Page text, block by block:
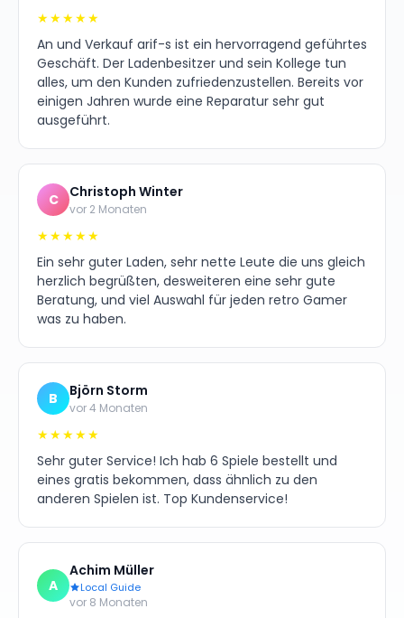
★★★★★
An und Verkauf arif-s ist ein hervorragend geführtes
Geschäft. Der Ladenbesitzer und sein Kollege tun
alles, um den Kunden zufriedenzustellen. Bereits vor
einigen Jahren wurde eine Reparatur sehr gut
ausgeführt.
C Christoph Winter
vor 2 Monaten
★★★★★
Ein sehr guter Laden, sehr nette Leute die uns gleich
herzlich begrüßten, desweiteren eine sehr gute
Beratung, und viel Auswahl für jeden retro Gamer
was zu haben.
B Björn Storm
vor 4 Monaten
★★★★★
Sehr guter Service! Ich hab 6 Spiele bestellt und
eines gratis bekommen, dass ähnlich zu den
anderen Spielen ist. Top Kundenservice!
A
Achim Müller
Local Guide
vor 8 Monaten